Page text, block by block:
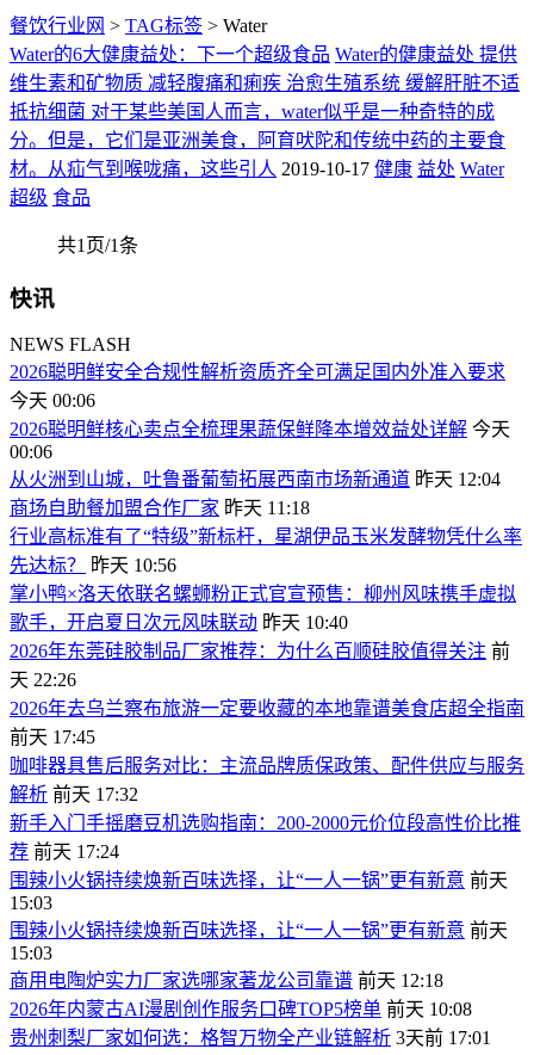
餐饮行业网 > TAG标签 > Water
Water的6大健康益处：下一个超级食品 Water的健康益处 提供
维生素和矿物质 减轻腹痛和痢疾 治愈生殖系统 缓解肝脏不适
抵抗细菌 对于某些美国人而言，water似乎是一种奇特的成
分。但是，它们是亚洲美食，阿育吠陀和传统中药的主要食
材。从疝气到喉咙痛，这些引人 2019-10-17 健康 益处 Water
超级 食品
共1页/1条
快讯
NEWS FLASH
2026聪明鲜安全合规性解析资质齐全可满足国内外准入要求
今天 00:06
2026聪明鲜核心卖点全梳理果蔬保鲜降本增效益处详解 今天
00:06
从火洲到山城，吐鲁番葡萄拓展西南市场新通道 昨天 12:04
商场自助餐加盟合作厂家 昨天 11:18
行业高标准有了“特级”新标杆，星湖伊品玉米发酵物凭什么率
先达标？
昨天 10:56
掌小鸭×洛天依联名螺蛳粉正式官宣预售：柳州风味携手虚拟
歌手，开启夏日次元风味联动 昨天 10:40
2026年东莞硅胶制品厂家推荐：为什么百顺硅胶值得关注 前
天 22:26
2026年去乌兰察布旅游一定要收藏的本地靠谱美食店超全指南
前天 17:45
咖啡器具售后服务对比：主流品牌质保政策、配件供应与服务
解析 前天 17:32
新手入门手摇磨豆机选购指南：200-2000元价位段高性价比推
荐 前天 17:24
围辣小火锅持续焕新百味选择，让“一人一锅”更有新意 前天
15:03
围辣小火锅持续焕新百味选择，让“一人一锅”更有新意 前天
15:03
商用电陶炉实力厂家选哪家著龙公司靠谱 前天 12:18
2026年内蒙古AI漫剧创作服务口碑TOP5榜单 前天 10:08
贵州刺梨厂家如何选：格智万物全产业链解析 3天前 17:01